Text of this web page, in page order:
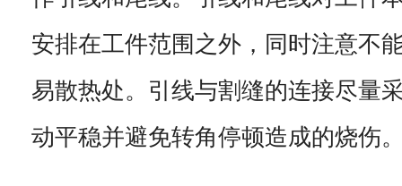
安排在工件范围之外，同时注意不
易散热处。引线与割缝的连接尽量
动平稳并避免转角停顿造成的烧伤